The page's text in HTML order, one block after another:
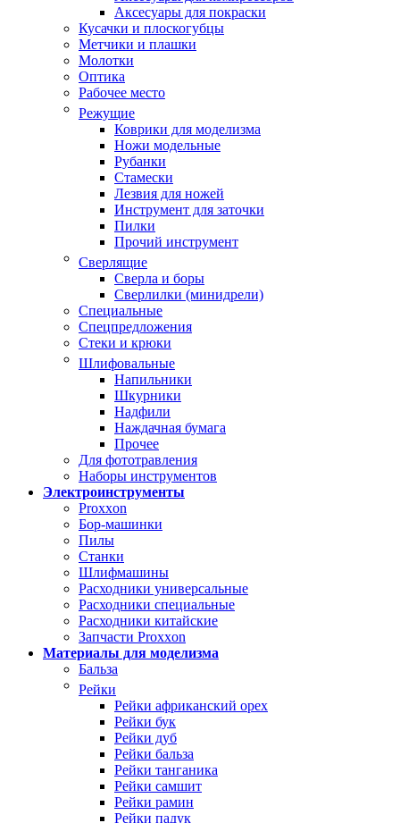
Аксесуары для покраски
Кусачки и плоскогубцы
Метчики и плашки
Молотки
Оптика
Рабочее место
Режущие
Коврики для моделизма
Ножи модельные
Рубанки
Стамески
Лезвия для ножей
Инструмент для заточки
Пилки
Прочий инструмент
Сверлящие
Сверла и боры
Сверлилки (минидрели)
Специальные
Спецпредложения
Стеки и крюки
Шлифовальные
Напильники
Шкурники
Надфили
Наждачная бумага
Прочее
Для фототравления
Наборы инструментов
Электроинструменты
Proxxon
Бор-машинки
Пилы
Станки
Шлифмашины
Расходники универсальные
Расходники специальные
Расходники китайские
Запчасти Proxxon
Материалы для моделизма
Бальза
Рейки
Рейки африканский орех
Рейки бук
Рейки дуб
Рейки бальза
Рейки танганика
Рейки самшит
Рейки рамин
Рейки падук